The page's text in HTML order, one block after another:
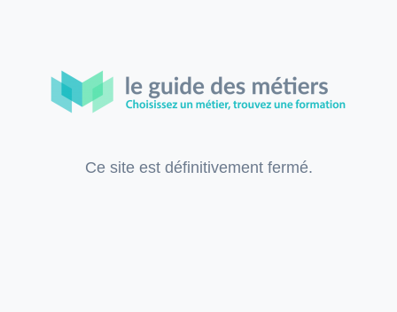
Ce site est définitivement fermé.